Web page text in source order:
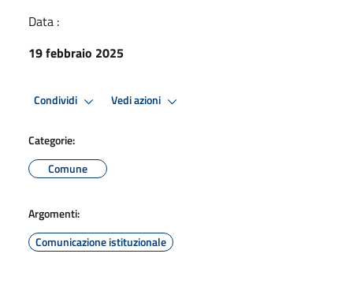
Data :
19 febbraio 2025
Condividi Vedi azioni
Categorie:
Comune
Argomenti:
Comunicazione istituzionale